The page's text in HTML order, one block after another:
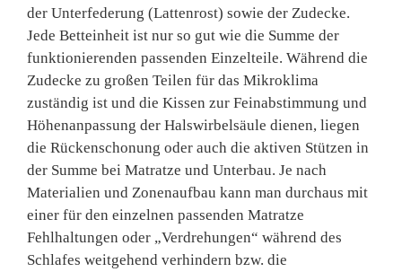
der Unterfederung (Lattenrost) sowie der Zudecke.
Jede Betteinheit ist nur so gut wie die Summe der
funktionierenden passenden Einzelteile. Während die
Zudecke zu großen Teilen für das Mikroklima
zuständig ist und die Kissen zur Feinabstimmung und
Höhenanpassung der Halswirbelsäule dienen, liegen
die Rückenschonung oder auch die aktiven Stützen in
der Summe bei Matratze und Unterbau. Je nach
Materialien und Zonenaufbau kann man durchaus mit
einer für den einzelnen passenden Matratze
Fehlhaltungen oder „Verdrehungen“ während des
Schlafes weitgehend verhindern bzw. die